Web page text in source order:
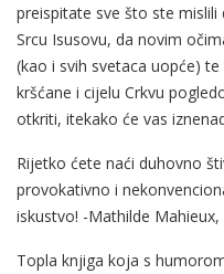
preispitate sve što ste
Srcu Isusovu, da novim
(kao i svih svetaca uopće)
kršćane i cijelu Crkvu
otkriti, itekako će vas
Rijetko ćete naći duhovno
provokativno i
iskustvo! -Mathilde Mahieux,
Topla knjiga koja s